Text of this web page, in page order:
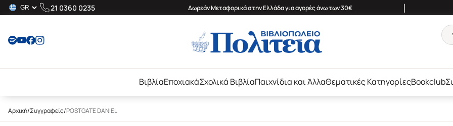
21 0360 0235 Δωρεάν Μεταφορικά στην Ελλάδα για αγορές άνω των 30€ |
ΒιβλίαΕποχιακάΣχολικά ΒιβλίαΠαιχνίδια και ΆλλαΘεματικές ΚατηγορίεςBookclub
Αρχική/Συγγραφείς/POSTGATE DANIEL